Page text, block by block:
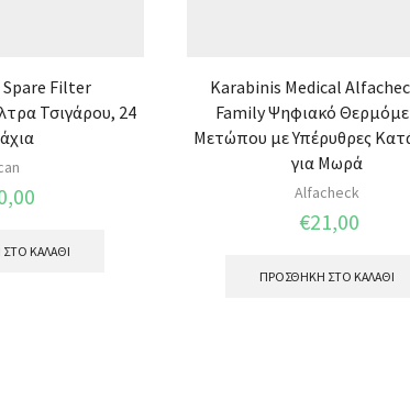
Spare Filter
Τσιγάρου, 24
ΚΑΛΆΘΙ
Karabinis Medical
Family Ψηφιακό
Μετώπου με Υπέρυθρες
για Μωρά
Alfacheck
€21,00
ΠΡΟΣΘΉΚΗ ΣΤΟ ΚΑΛΆΘΙ